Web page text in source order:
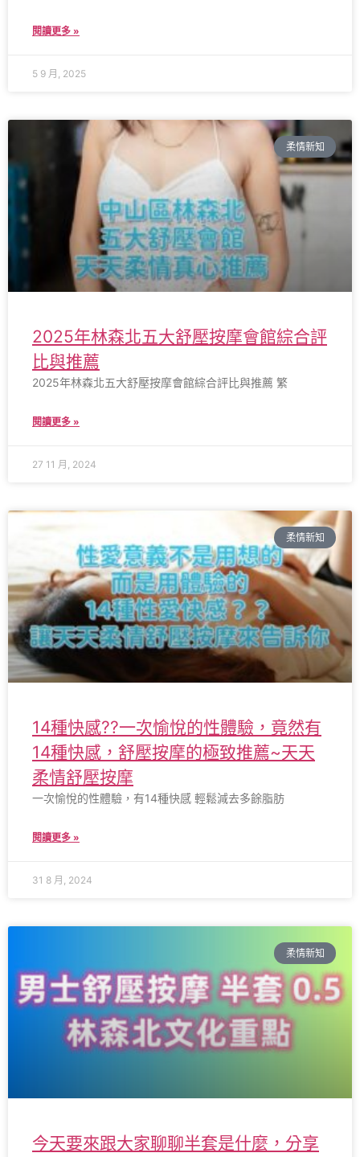
閱讀更多 »
5 9 月, 2025
柔情新知
2025年林森北五大舒壓按摩會館綜合評
比與推薦
2025年林森北五大舒壓按摩會館綜合評比與推薦 繁
閱讀更多 »
27 11 月, 2024
柔情新知
14種快感??一次愉悅的性體驗，竟然有
14種快感，舒壓按摩的極致推薦~天天
柔情舒壓按摩
一次愉悅的性體驗，有14種快感 輕鬆減去多餘脂肪
閱讀更多 »
31 8 月, 2024
柔情新知
今天要來跟大家聊聊半套是什麼，分享